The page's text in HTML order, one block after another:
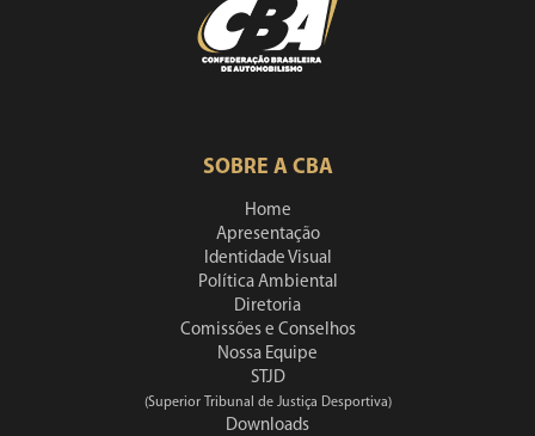
SOBRE A CBA
Home
Apresentação
Identidade Visual
Política Ambiental
Diretoria
Comissões e Conselhos
Nossa Equipe
STJD
(Superior Tribunal de Justiça Desportiva)
Downloads